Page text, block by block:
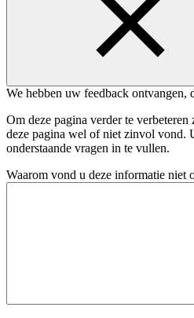
We hebben uw feedback ontvangen,
Om deze pagina verder te
deze pagina wel of niet zinvol vond.
onderstaande vragen in te vullen.
Waarom vond u deze informatie niet